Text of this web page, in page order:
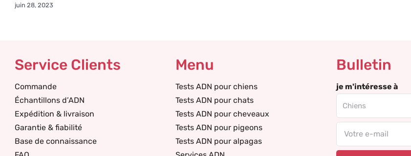
juin 28, 2023
Service Clients
Commande
Échantillons d’ADN
Expédition & livraison
Garantie & fiabilité
Base de connaissance
Menu
Tests ADN pour chiens
Tests ADN pour chats
Tests ADN pour cheveaux
Tests ADN pour pigeons
Tests ADN pour alpagas
Bulletin
je m'intéresse à